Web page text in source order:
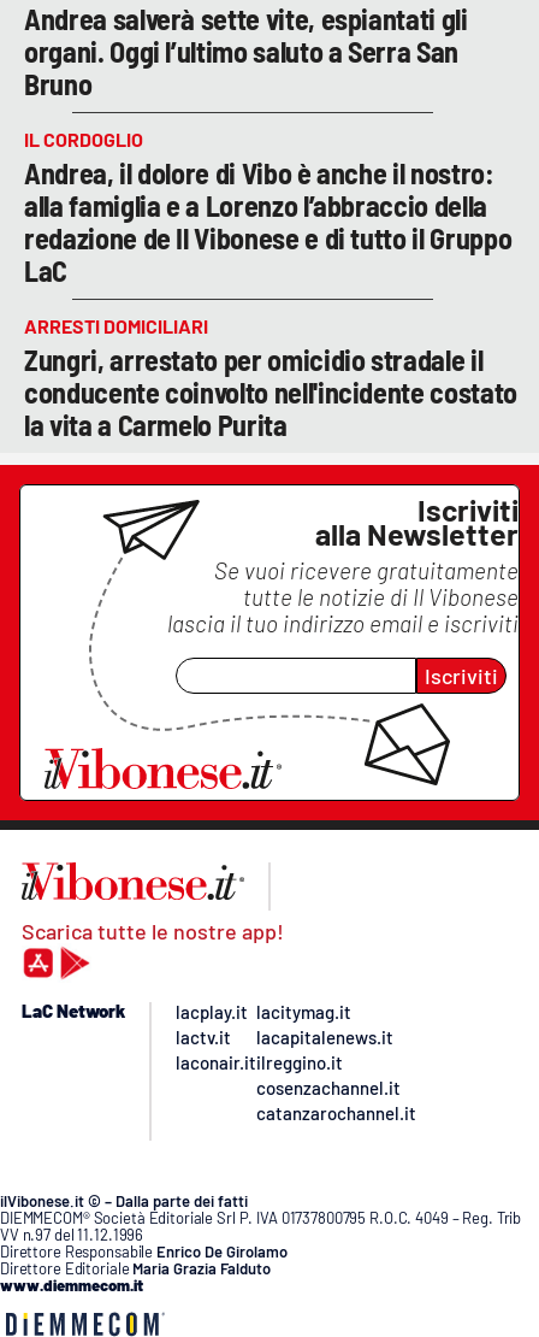
Andrea salverà sette vite, espiantati gli
organi. Oggi l’ultimo saluto a Serra San
Bruno
IL CORDOGLIO
Andrea, il dolore di Vibo è anche il nostro:
alla famiglia e a Lorenzo l’abbraccio della
redazione de Il Vibonese e di tutto il Gruppo
LaC
ARRESTI DOMICILIARI
Zungri, arrestato per omicidio stradale il
conducente coinvolto nell'incidente costato
la vita a Carmelo Purita
Iscriviti
alla Newsletter
Se vuoi ricevere gratuitamente
tutte le notizie di Il Vibonese
lascia il tuo indirizzo email e iscriviti
Iscriviti
Scarica tutte le nostre app!
LaC Network
lacplay.it
lactv.it
laconair.it
lacitymag.it
lacapitalenews.it
ilreggino.it
cosenzachannel.it
catanzarochannel.it
ilVibonese.it © – Dalla parte dei fatti
DIEMMECOM® Società Editoriale Srl P. IVA 01737800795 R.O.C. 4049 – Reg. Trib
VV n.97 del 11.12.1996
Direttore Responsabile Enrico De Girolamo
Direttore Editoriale Maria Grazia Falduto
www.diemmecom.it